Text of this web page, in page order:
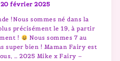
20 février 2025
!Nous sommes né dans la
précisément le 19, à partir
!
Nous sommes 7 au
super bien ! Maman Fairy est
… 2025 Mike x Fairy –